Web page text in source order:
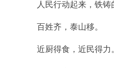
人民行动起来，铁铸
百姓齐，泰山移。
近厨得食，近民得力